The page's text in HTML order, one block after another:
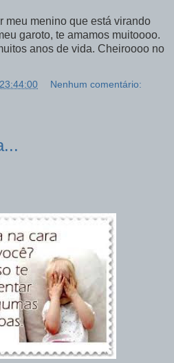
meu menino que está virando
garoto, te amamos muitoooo.
anos de vida. Cheiroooo no
23:44:00 Nenhum comentário: